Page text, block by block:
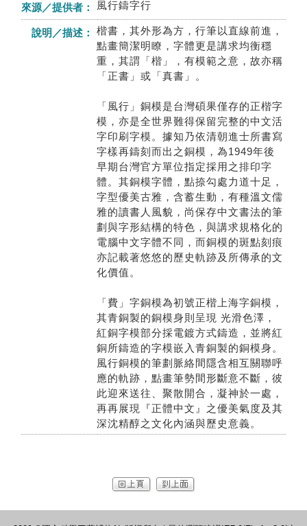
來源／提供者： 風行鑄字行
說明／描述：
楷書，其外形為方，行筆以直線前進，
點畫簡潔明瞭，字體更是講求均衡穩
重，其謂「楷」，有模範之意，故亦稱
「正書」或「真書」。
「風行」銅模是台灣碩果僅存的正楷字
模，亦是全世界難得保留完整的中文活
字印刷字模。據知乃依清朝進士所書寫
字樣再鑄刻而出之銅模，為1949年後
早期台灣官方單位指定採用之排印字
體。其銅模字體，點捺勾處力道十足，
字型優美古雅，含蓄生動，有種溫文儒
雅的讀書人風貌，尚保存中文書法的筆
劃與字形結構的特色，與講求規格化的
電腦中文字體不同，而銅模的斑點刻痕
亦記載著悠悠的歷史軌跡及所傳承的文
化價值。
「費」字銅模為初號正楷上海字銅模，
其青銅製的銅模身則呈現 光滑色澤，
紅銅字模部分採電鍍方式鑄造，並將紅
銅所鑄造的字模嵌入青銅製的銅模身。
風行銅模的筆劃脈絡間隱含相互關聯呼
應的軌跡，點畫筆勢間形斷意不斷，彼
此迎來送往、聚散開合，凝神於一處，
再再展現『正體中文』之優美氣度及其
深沈精醇之文化內涵與歷史意義。